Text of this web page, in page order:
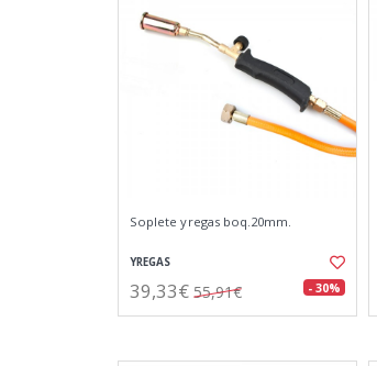
Soplete yregas boq.20mm.
YREGAS
39,33€ 55,91€ - 30%